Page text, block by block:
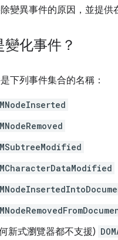
變異事件的原因，並提供
變化事件？
下列事件集合的名稱：
新式瀏覽器都不支援)